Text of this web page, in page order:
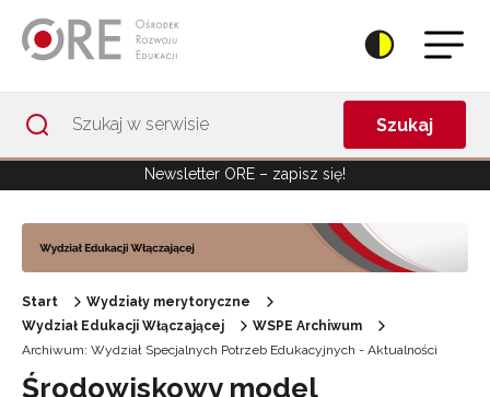
Szukaj
Newsletter ORE – zapisz się!
Start
Wydziały merytoryczne
Wydział Edukacji Włączającej
WSPE Archiwum
Archiwum: Wydział Specjalnych Potrzeb Edukacyjnych - Aktualności
Środowiskowy model